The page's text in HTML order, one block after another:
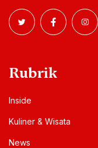
Rubrik
Inside
Kuliner & Wisata
News